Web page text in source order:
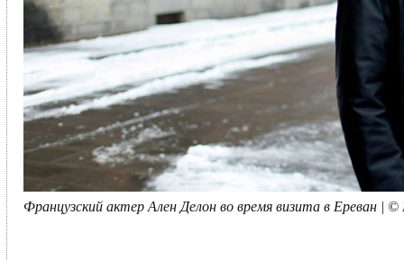
Французский актер Ален Делон во время визита в Ереван